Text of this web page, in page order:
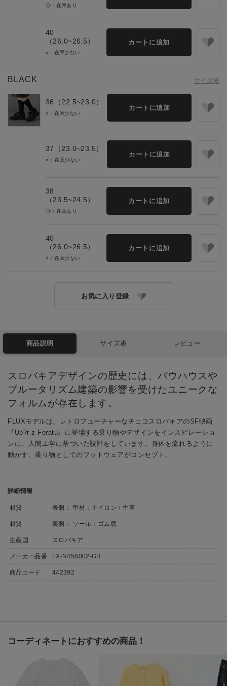
◎：在庫あり
40
（26.0~26.5）
○：在庫少ない
カートに追加
サイズ表
BLACK
36（22.5~23.0）
○：在庫少ない
カートに追加
37（23.0~23.5）
○：在庫少ない
カートに追加
38
（23.5~24.5）
◎：在庫あり
カートに追加
40
（26.0~26.5）
○：在庫少ない
カートに追加
お気に入り登録
商品説明 サイズ表 レビュー
スロバキアデザインの歴史には、バウハウスや
ブルータリズム建築の影響を受けたユニークな
フォルムが存在します。
FLUXモデルは、レトロフューチャーなチェコスロバキアのSF映画
『Up?r z Feratu』に登場する乗り物やデザインをインスピレーショ
ンに、人間工学に基づいた設計をしています。身体を流れるように
動かす、乗り物としてのフットウェアがコンセプト。
詳細情報
材質 表側： 甲材：ナイロン＋牛革
材質 裏側： ソール：ゴム底
生産国 スロバキア
メーカー品番 FX-N458002-GR
商品コード 442392
コーディネートにおすすめの商品！